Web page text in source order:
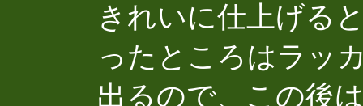
きれいに仕上げる
ったところはラッ
出るので、この後